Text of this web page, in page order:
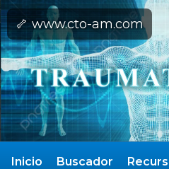
🦴 www.cto-am.com
Inicio Buscador